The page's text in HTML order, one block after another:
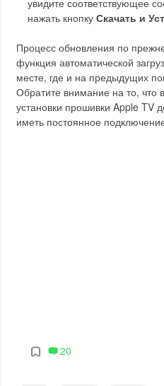
увидите соответствующее
нажать кнопкуСкачать и
Процесс обновления по
функция автоматической
месте, где и на предыдущих
Обратите внимание на то, что
установки прошивки Apple TV
иметь постоянное
20